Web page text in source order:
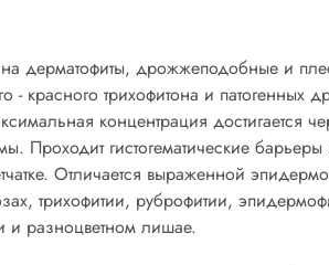
дерматофиты, дрожжеподобные и
- красного трихофитона и
концентрация достигается
Проходит гистогематические
Отличается выраженной
трихофитии, руброфитии,
и разноцветном лишае.